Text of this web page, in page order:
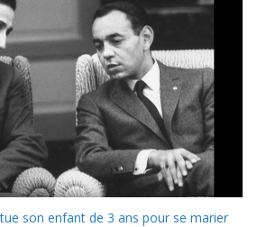
son enfant de 3 ans pour se marier